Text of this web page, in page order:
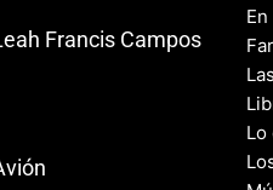
Francis Campos
Lo